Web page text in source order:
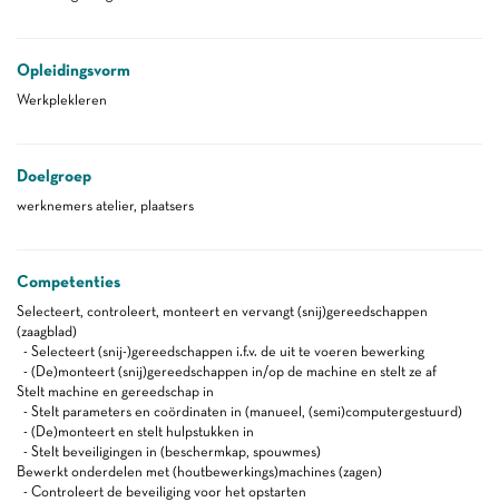
Opleidingsvorm
Werkplekleren
Doelgroep
werknemers atelier, plaatsers
Competenties
Selecteert, controleert, monteert en vervangt (snij)gereedschappen
(zaagblad)
- Selecteert (snij-)gereedschappen i.f.v. de uit te voeren bewerking
- (De)monteert (snij)gereedschappen in/op de machine en stelt ze af
Stelt machine en gereedschap in
- Stelt parameters en coördinaten in (manueel, (semi)computergestuurd)
- (De)monteert en stelt hulpstukken in
- Stelt beveiligingen in (beschermkap, spouwmes)
Bewerkt onderdelen met (houtbewerkings)machines (zagen)
- Controleert de beveiliging voor het opstarten